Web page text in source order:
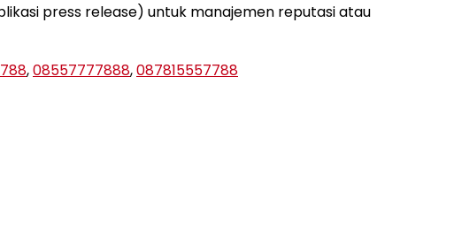
press release) untuk manajemen reputasi atau
,08557777888,087815557788